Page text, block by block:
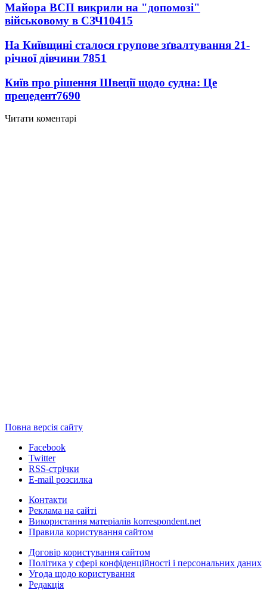
Майора ВСП викрили на "допомозі"
військовому в СЗЧ10415
На Київщині сталося групове зґвалтування 21-
річної дівчини 7851
Київ про рішення Швеції щодо судна: Це
прецедент7690
Читати коментарі
Повна версія сайту
Facebook
Twitter
RSS-стрічки
E-mail розсилка
Контакти
Реклама на сайті
Використання матеріалів korrespondent.net
Правила користування сайтом
Договір користування сайтом
Політика у сфері конфіденційності і персональних даних
Угода щодо користування
Редакція